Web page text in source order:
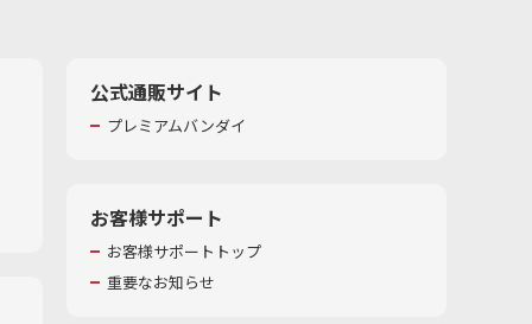
公式通販サイト
プレミアムバンダイ
お客様サポート
お客様サポートトップ
重要なお知らせ